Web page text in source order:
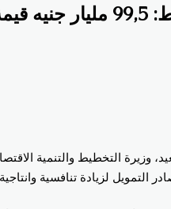
2019
وزيرة التخطيط والتنمية
التمويل لزيادة تنافسية